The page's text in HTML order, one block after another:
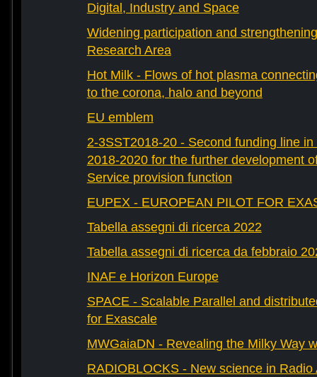
Digital, Industry and Space
Widening participation and
Research Area
Hot Milk - Flows of hot plasma
to the corona, halo and beyond
EU emblem
2-3SST2018-20 - Second funding line
2018-2020 for the further development
Service provision function
EUPEX - EUROPEAN PILOT FOR
Tabella assegni di ricerca 2022
Tabella assegni di ricerca da febbraio
INAF e Horizon Europe
SPACE - Scalable Parallel and
for Exascale
MWGaiaDN - Revealing the Milky Way
RADIOBLOCKS - New science in